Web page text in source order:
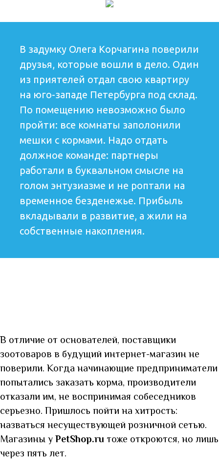
В задумку Олега Корчагина поверили
друзья, которые вошли в дело. Один
из приятелей отдал свою квартиру
на юго-западе Петербурга под склад.
По помещению невозможно было
пройти: все комнаты заполонили
мешки с кормами. Надо отдать
должное команде: партнеры
работали в буквальном смысле на
голом энтузиазме и не роптали на
временное безденежье. Прибыль
вкладывали в развитие, а жили на
собственные накопления.
В отличие от основателей, поставщики
зоотоваров в будущий интернет-магазин не
поверили. Когда начинающие предприниматели
попытались заказать корма, производители
отказали им, не воспринимая собеседников
серьезно. Пришлось пойти на хитрость:
назваться несуществующей розничной сетью.
Магазины у PetShop.ru тоже откроются, но лишь
через пять лет.